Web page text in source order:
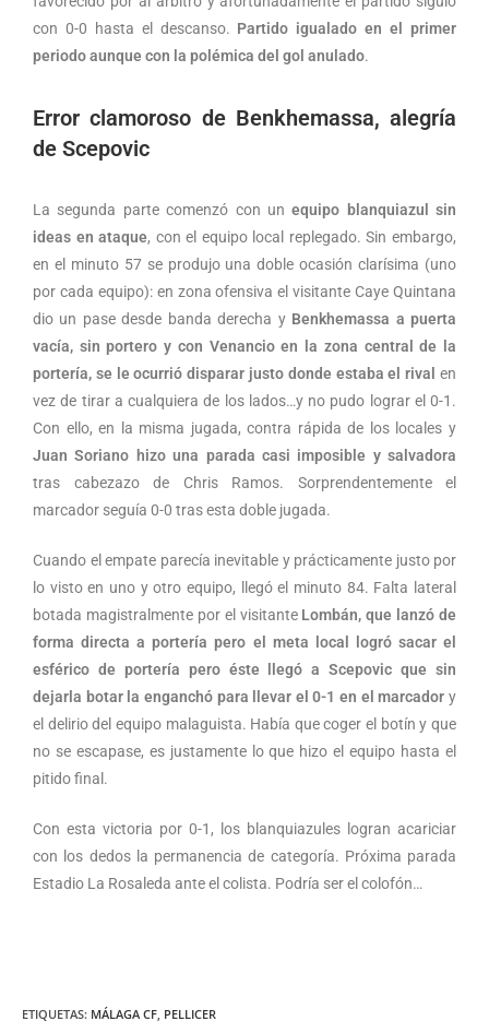
con 0-0 hasta el descanso. Partido igualado en el primer
periodo aunque con la polémica del gol anulado.
Error clamoroso de Benkhemassa, alegría
de Scepovic
La segunda parte comenzó con unequipo blanquiazul sin
ideas en ataque, con el equipo local replegado. Sin embargo,
en el minuto 57 se produjo una doble ocasión clarísima (uno
por cada equipo): en zona ofensiva el visitante Caye Quintana
dio un pase desde banda derecha y Benkhemassa a puerta
vacía, sin portero y con Venancio en la zona central de la
portería, se le ocurrió disparar justo donde estaba el rival en
vez de tirar a cualquiera de los lados…y no pudo lograr el 0-1.
Con ello, en la misma jugada, contra rápida de los locales y
Juan Soriano hizo una parada casi imposible y salvadora
tras cabezazo de Chris Ramos. Sorprendentemente el
marcador seguía 0-0 tras esta doble jugada.
Cuando el empate parecía inevitable y prácticamente justo por
lo visto en uno y otro equipo, llegó el minuto 84. Falta lateral
botada magistralmente por el visitante Lombán, que lanzó de
forma directa a portería pero el meta local logró sacar el
esférico de portería pero éste llegó a Scepovic que sin
dejarla botar la enganchó para llevar el 0-1 en el marcador y
el delirio del equipo malaguista. Había que coger el botín y que
no se escapase, es justamente lo que hizo el equipo hasta el
pitido final.
Con esta victoria por 0-1, los blanquiazules logran acariciar
con los dedos la permanencia de categoría. Próxima parada
Estadio La Rosaleda ante el colista. Podría ser el colofón…
ETIQUETAS: MÁLAGA CF PELLICER